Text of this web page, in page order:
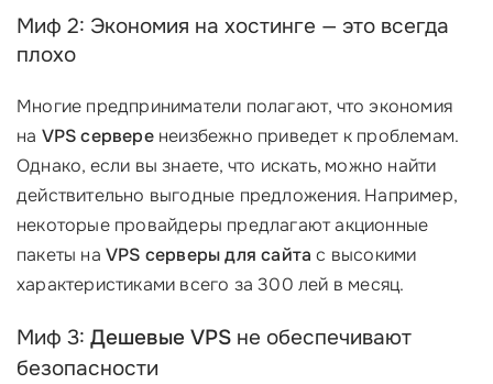
Миф 2: Экономия на хостинге — это всегда
плохо
Многие предприниматели полагают, что экономия
на VPS серверенеизбежно приведет к проблемам.
Однако, если вы знаете, что искать, можно найти
действительно выгодные предложения. Например,
некоторые провайдеры предлагают акционные
пакеты на VPS серверы для сайта с высокими
характеристиками всего за 300 лей в месяц.
Миф 3: Дешевые VPS не обеспечивают
безопасности